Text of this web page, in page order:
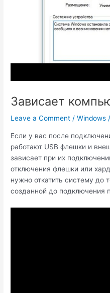
Зависает
Leave a Comment /Windows
Если у вас после
работают USB флешки и
зависает при их
отключения флешки или
нужно откатить систему до
созданной до подключения